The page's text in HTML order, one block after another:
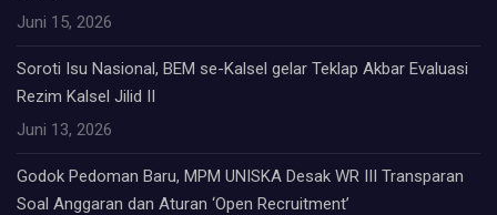
Juni 15, 2026
Soroti Isu Nasional, BEM se-Kalsel gelar Teklap Akbar Evaluasi
Rezim Kalsel Jilid II
Juni 13, 2026
Godok Pedoman Baru, MPM UNISKA Desak WR III Transparan
Soal Anggaran dan Aturan ‘Open Recruitment’